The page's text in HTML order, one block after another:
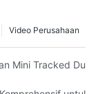
Video Perusahaan
Saat Ini
Mini Tracked